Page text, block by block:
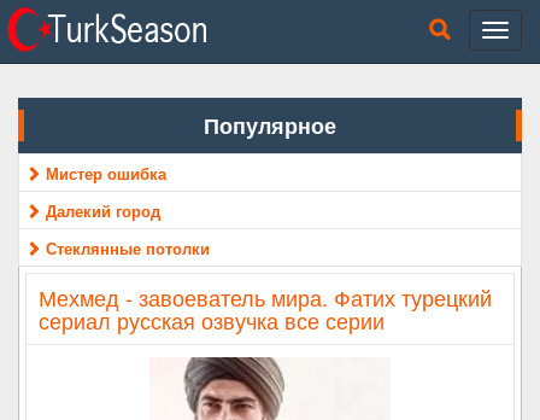
Популярное
Мистер ошибка
Далекий город
Стеклянные потолки
Мехмед - завоеватель мира. Фатих турецкий
сериал русская озвучка все серии